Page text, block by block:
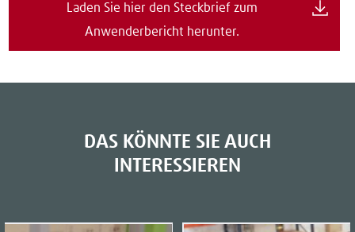
Laden Sie hier den Steckbrief zum
Anwenderbericht herunter.
DAS KÖNNTE SIE AUCH
INTERESSIEREN